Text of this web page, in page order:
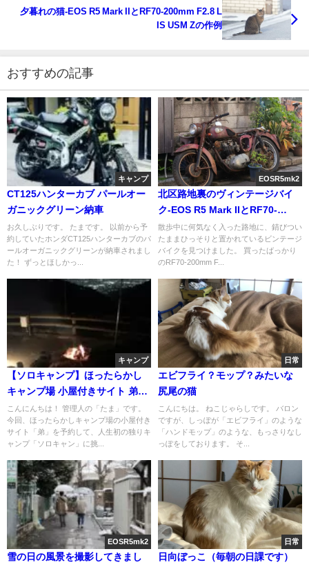
夕暮れの猫-EOS R5 Mark IIとRF70-200mm F2.8 L
IS USM Zの作例
おすすめの記事
キャンプ
CT125ハンターカブ パールオー
ガニックグリーン納車
お久しぶりです。 たまです。 以前から予
約していたホンダCT125ハンターカブのパ
ールオーガニックグリーンが納車されまし
た！ ずっとほしかっ...
EOSR5mk2
北区路地裏のヴィンテージバイ
ク-EOS R5 Mark IIとRF70-
200mm F2.8 L IS USM Zの作例
散歩中に何気なく入った路地に、錆びつい
たままひっそりと置かれているビンテージ
バイクを見つけました。 買ったばっかり
のRF70-200mm F...
キャンプ
【ソロキャンプ】ほったらかし
キャンプ場 小屋付きサイト 弟に
行ってきました
こんにんちは！ 管理人の「たま」です。
今回、ほったらかしキャンプ場の小屋付き
サイト「弟」を予約して、人生初の独りキ
ャンプ「ソロキャン」に挑...
日常
エビフライ？モップ？みたいな
尻尾の猫
こんにちは。 ねこじゃらしです。 バロン
ですが、しっぽが「エビフライ」のような
「ハンドモップ」のような、もっさりなし
っぽをしております。 そ...
EOSR5mk2
雪の日の風景を撮影してきまし
日常
日向ぼっこ（毎朝の日課です）